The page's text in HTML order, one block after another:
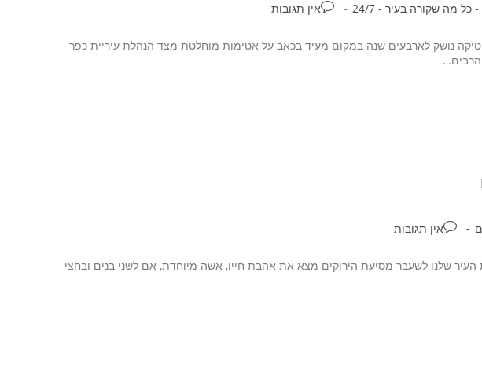
מה שקורה בעיר - 24/7 אין תגובות
נושק לארבעים שנה במקום מעיד בכאב על אטימות מוחלטת מצד הנהלת עיריית כפר
אין תגובות
שלנו לשעבר מסיעת הירוקים מצא את אהבת חייו, אשה מיוחדת, אם לשני בנים ובחצי